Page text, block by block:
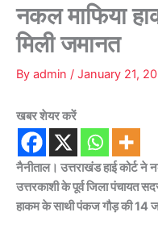
नकल माफिया
मिली जमानत
By admin / January 21,
खबर शेयर करें
नैनीताल। उत्तराखंड हाई कोर्ट ने
उत्तरकाशी के पूर्व जिला पंचायत
हाकम के साथी पंकज गौड़ की 14